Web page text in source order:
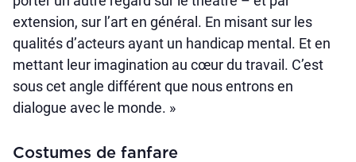
extension, sur l’art en général. En misant sur les
qualités d’acteurs ayant un handicap mental. Et en
mettant leur imagination au cœur du travail. C’est
sous cet angle différent que nous entrons en
dialogue avec le monde. »
Costumes de fanfare